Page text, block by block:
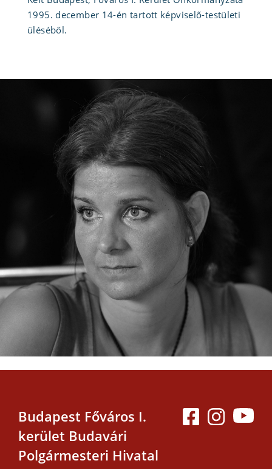
1995. december 14-én tartott képviselő-testületi
üléséből.
Budapest Főváros I.
kerület Budavári
Polgármesteri Hivatal